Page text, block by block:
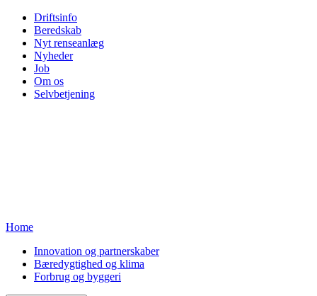
Driftsinfo
Beredskab
Nyt renseanlæg
Nyheder
Job
Om os
Selvbetjening
Home
Innovation og partnerskaber
Bæredygtighed og klima
Forbrug og byggeri